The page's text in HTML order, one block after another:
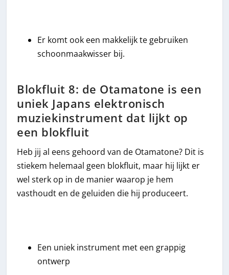
Er komt ook een makkelijk te gebruiken
schoonmaakwisser bij.
Blokfluit 8: de Otamatone is een
uniek Japans elektronisch
muziekinstrument dat lijkt op
een blokfluit
Heb jij al eens gehoord van de Otamatone? Dit is
stiekem helemaal geen blokfluit, maar hij lijkt er
wel sterk op in de manier waarop je hem
vasthoudt en de geluiden die hij produceert.
Een uniek instrument met een grappig
ontwerp